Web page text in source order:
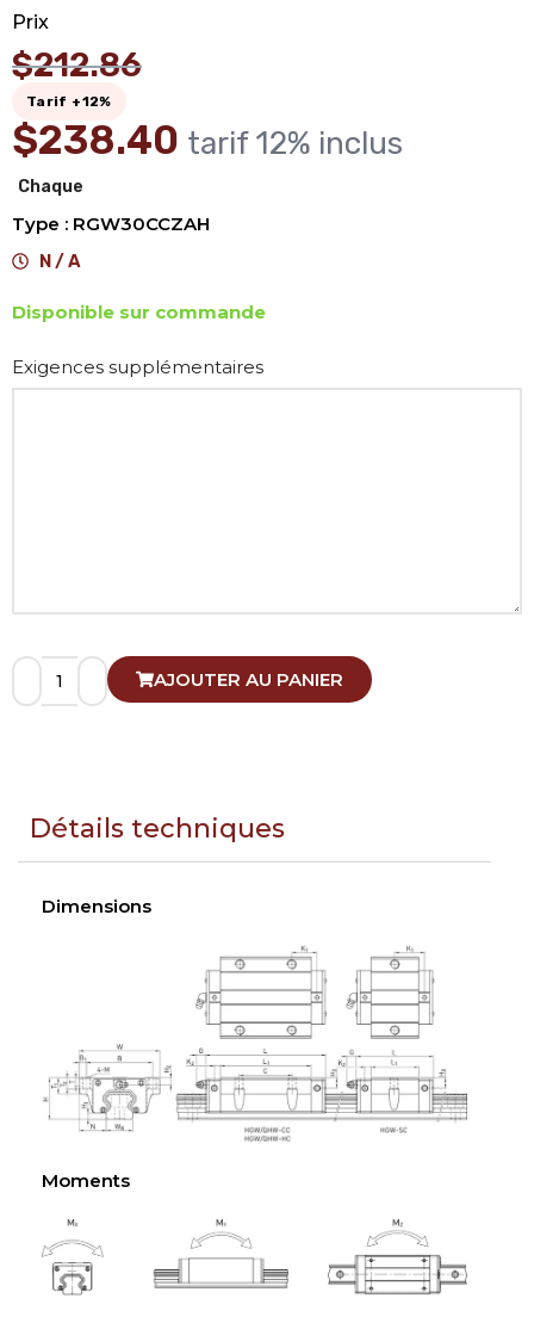
Prix
$212.86
Tarif +12%
$238.40 tarif 12% inclus
Chaque
Type : RGW30CCZAH
N / A
Disponible sur commande
Exigences supplémentaires
AJOUTER AU PANIER
Détails techniques
Dimensions
Moments